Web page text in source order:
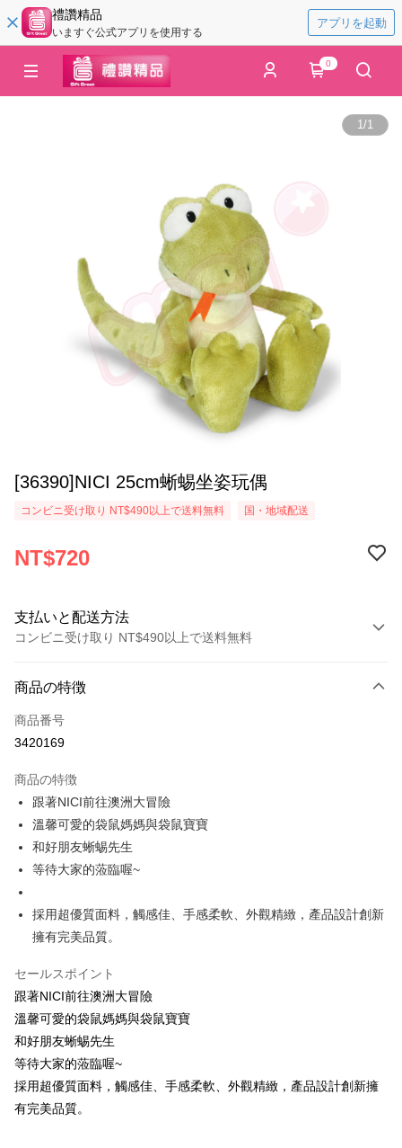
禮讚精品
いますぐ公式アプリを使用する
アプリを起動
0
1/1
[36390]NICI 25cm蜥蜴坐姿玩偶
コンビニ受け取り NT$490以上で送料無料 国・地域配送
NT$720
支払いと配送方法
コンビニ受け取り NT$490以上で送料無料
クレジットカード1回払い
コンビニ店頭代金引換
Apple Pay
JKOPAY
Easy Wallet
AFTEE代金後払い
説明
一、 AFTEE代金後払いについて
ウが表示されます。
3.注文するときのお支払いは不要です。商品はご指定の住所に配送されま
す。
4.ご注文が完了すると、携帯に支払い通知のSMSが届きます。アプリ会員
の場合は、AFTEE アプリプッシュ通知が届きます。
5.商品受け取り時のお支払いは不要です。商品を確かめてから、SMSまた
はアプリの通知に従って、4大コンビニ、またはATM/オンラインバンキン
グでお支払いください。
配送方法
全家付款取貨
配送毎にNT$100、NT$490以上で送料無料
7-11付款取貨
配送毎にNT$100、NT$490以上で送料無料
商品の特徴
商品番号
3420169
商品の特徴
跟著NICI前往澳洲大冒險
溫馨可愛的袋鼠媽媽與袋鼠寶寶
和好朋友蜥蜴先生
等待大家的蒞臨喔~
採用超優質面料，觸感佳、手感柔軟、外觀精緻，產品設計創新
擁有完美品質。
セールスポイント
跟著NICI前往澳洲大冒險
溫馨可愛的袋鼠媽媽與袋鼠寶寶
和好朋友蜥蜴先生
等待大家的蒞臨喔~
採用超優質面料，觸感佳、手感柔軟、外觀精緻，產品設計創新擁
有完美品質。